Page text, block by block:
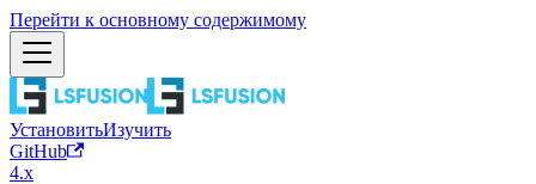
Перейти к основному содержимому
УстановитьИзучить
GitHub
4.x